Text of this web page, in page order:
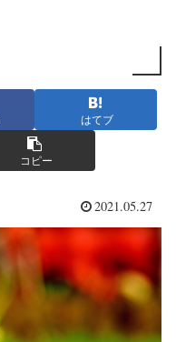
はてブ
コピー
2021.05.27